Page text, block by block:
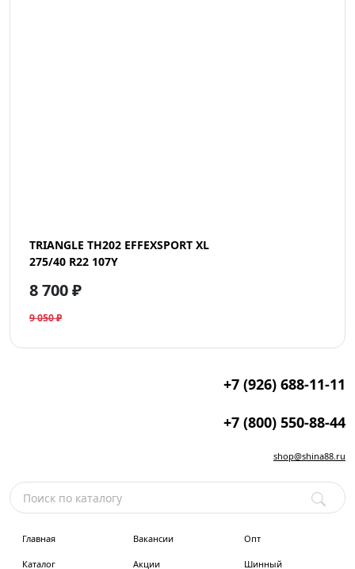
TRIANGLE TH202 EFFEXSPORT XL
275/40 R22 107Y
8 700 ₽
9 050 ₽
+7 (926) 688-11-11
+7 (800) 550-88-44
shop@shina88.ru
Главная
Каталог
Вакансии
Акции
Опт
Шинный